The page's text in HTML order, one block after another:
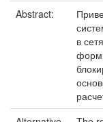
Abstract:
в